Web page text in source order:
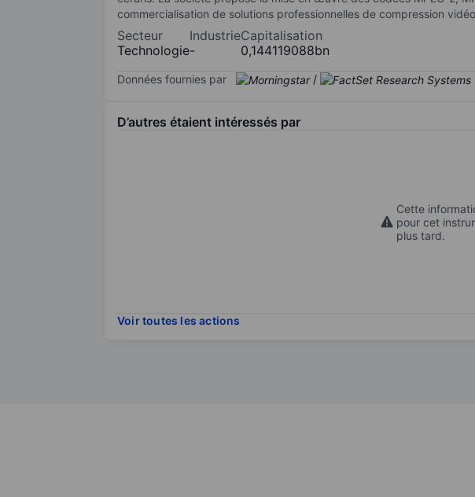
commercialisation de solutions professionnelles de compression
Secteur
Technologie
Industrie
-
Capitalisation
0,144119088bn
Données fournies par /
D’autres étaient intéressés par
Cette
pour cet
plus tard.
Voir toutes les actions